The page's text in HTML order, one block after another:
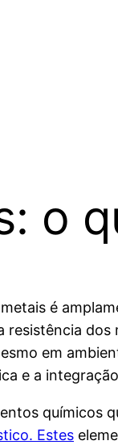
o
é
resistência
em
e a
químicos
Estes